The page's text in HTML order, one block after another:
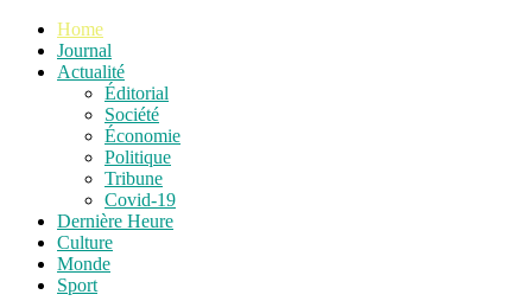
Home
Journal
Actualité
Éditorial
Société
Économie
Politique
Tribune
Covid-19
Dernière Heure
Culture
Monde
Sport